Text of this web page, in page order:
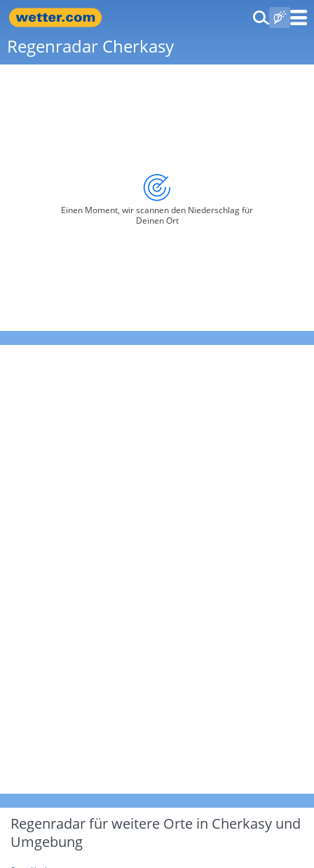
Regenradar Cherkasy
Einen Moment, wir scannen den Niederschlag für
Deinen Ort
Regenradar für weitere Orte in Cherkasy und
Umgebung